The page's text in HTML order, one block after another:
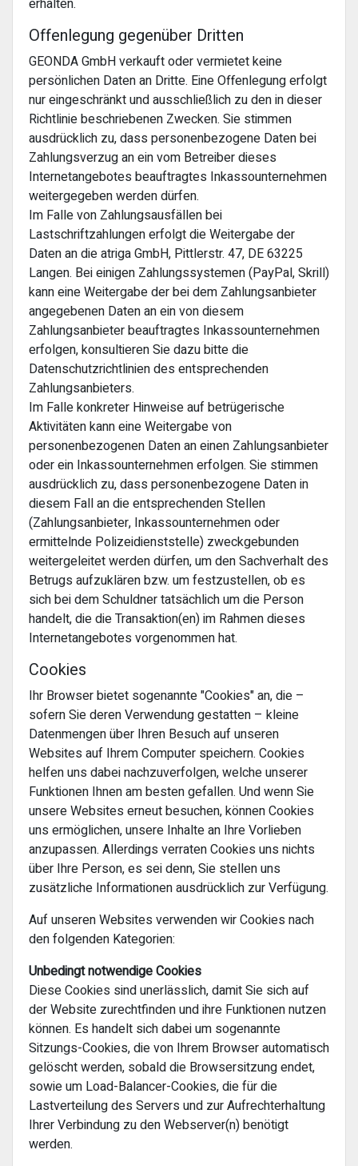
erhalten.
Offenlegung gegenüber Dritten
GEONDA GmbH verkauft oder vermietet keine
persönlichen Daten an Dritte. Eine Offenlegung erfolgt
nur eingeschränkt und ausschließlich zu den in dieser
Richtlinie beschriebenen Zwecken. Sie stimmen
ausdrücklich zu, dass personenbezogene Daten bei
Zahlungsverzug an ein vom Betreiber dieses
Internetangebotes beauftragtes Inkassounternehmen
weitergegeben werden dürfen.
Im Falle von Zahlungsausfällen bei
Lastschriftzahlungen erfolgt die Weitergabe der
Daten an die atriga GmbH, Pittlerstr. 47, DE 63225
Langen. Bei einigen Zahlungssystemen (PayPal, Skrill)
kann eine Weitergabe der bei dem Zahlungsanbieter
angegebenen Daten an ein von diesem
Zahlungsanbieter beauftragtes Inkassounternehmen
erfolgen, konsultieren Sie dazu bitte die
Datenschutzrichtlinien des entsprechenden
Zahlungsanbieters.
Im Falle konkreter Hinweise auf betrügerische
Aktivitäten kann eine Weitergabe von
personenbezogenen Daten an einen Zahlungsanbieter
oder ein Inkassounternehmen erfolgen. Sie stimmen
ausdrücklich zu, dass personenbezogene Daten in
diesem Fall an die entsprechenden Stellen
(Zahlungsanbieter, Inkassounternehmen oder
ermittelnde Polizeidienststelle) zweckgebunden
weitergeleitet werden dürfen, um den Sachverhalt des
Betrugs aufzuklären bzw. um festzustellen, ob es
sich bei dem Schuldner tatsächlich um die Person
handelt, die die Transaktion(en) im Rahmen dieses
Internetangebotes vorgenommen hat.
Cookies
Ihr Browser bietet sogenannte "Cookies" an, die –
sofern Sie deren Verwendung gestatten – kleine
Datenmengen über Ihren Besuch auf unseren
Websites auf Ihrem Computer speichern. Cookies
helfen uns dabei nachzuverfolgen, welche unserer
Funktionen Ihnen am besten gefallen. Und wenn Sie
unsere Websites erneut besuchen, können Cookies
uns ermöglichen, unsere Inhalte an Ihre Vorlieben
anzupassen. Allerdings verraten Cookies uns nichts
über Ihre Person, es sei denn, Sie stellen uns
zusätzliche Informationen ausdrücklich zur Verfügung.
Auf unseren Websites verwenden wir Cookies nach
den folgenden Kategorien:
Unbedingt notwendige Cookies
Diese Cookies sind unerlässlich, damit Sie sich auf
der Website zurechtfinden und ihre Funktionen nutzen
können. Es handelt sich dabei um sogenannte
Sitzungs-Cookies, die von Ihrem Browser automatisch
gelöscht werden, sobald die Browsersitzung endet,
sowie um Load-Balancer-Cookies, die für die
Lastverteilung des Servers und zur Aufrechterhaltung
Ihrer Verbindung zu den Webserver(n) benötigt
werden.